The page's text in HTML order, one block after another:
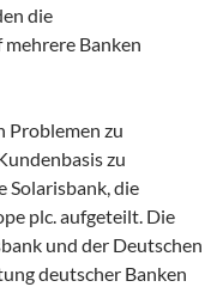
die
Banken
Problemen zu
zu
Solarisbank, die
plc. aufgeteilt. Die
und der Deutschen
deutscher Banken